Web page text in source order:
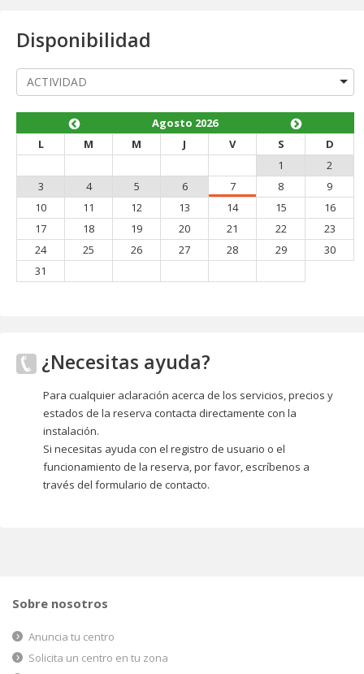
Disponibilidad
Agosto 2026
L
M M J V S
D
1
2
3
4 5 6 7 8
9
10
11 12 13 14 15
16
17
18 19 20 21 22
23
24
25 26 27 28 29
30
31
¿Necesitas ayuda?
Para cualquier aclaración acerca de los servicios, precios y
estados de la reserva contacta directamente con la
instalación.
Si necesitas ayuda con el registro de usuario o el
funcionamiento de la reserva, por favor, escríbenos a
través del formulario de contacto.
Sobre nosotros
Anuncia tu centro
Solicita un centro en tu zona